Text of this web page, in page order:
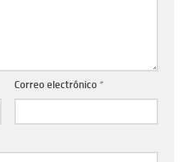
Correo electrónico *